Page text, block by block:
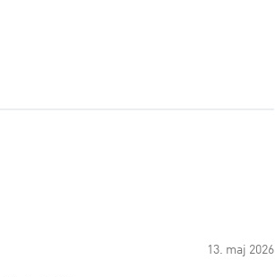
13. maj 2026